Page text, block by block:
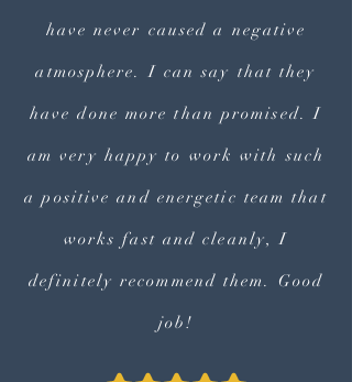
have never caused a negative
atmosphere. I can say that they
have done more than promised. I
am very happy to work with such
a positive and energetic team that
works fast and cleanly, I
definitely recommend them. Good
job!